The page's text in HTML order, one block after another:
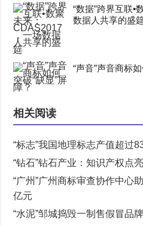
“数据”跨界互联•
数据人共享的盛
“声音”声音商标
相关阅读
“标志”我国地理标志产值超过
“钻石”钻石产业：知识产权点
“广州”广州商标审查协作中心
亿元
“水泥”邹城捣毁一制售假冒品